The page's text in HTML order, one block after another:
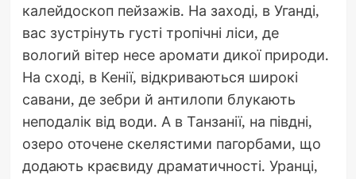
калейдоскоп пейзажів. На заході, в Уганді,
вас зустрінуть густі тропічні ліси, де
вологий вітер несе аромати дикої природи.
На сході, в Кенії, відкриваються широкі
савани, де зебри й антилопи блукають
неподалік від води. А в Танзанії, на півдні,
озеро оточене скелястими пагорбами, що
додають краєвиду драматичності. Уранці,